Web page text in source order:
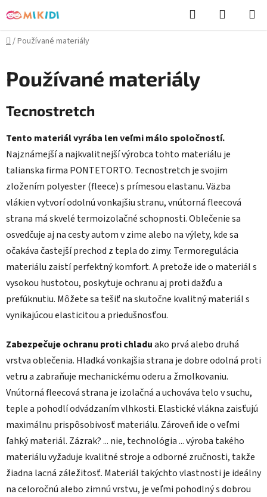
na
obsah
Hľadať
KOŠÍK
Domov
/Používané materiály
Používané materiály
Tecnostretch
Tento materiál vyrába len veľmi málo spoločností.
Najznámejší a najkvalitnejší výrobca tohto materiálu je
talianska firma PONTETORTO. Tecnostretch je svojim
zložením polyester (fleece) s prímesou elastanu. Väzba
vlákien vytvorí odolnú vonkajšiu stranu, vnútorná fleecová
strana má skvelé termoizolačné schopnosti. Oblečenie sa
osvedčuje aj na cesty autom v zime alebo na výlety, kde sa
očakáva častejší prechod z tepla do zimy. Termoregulácia
materiálu zaistí perfektný komfort. A pretože ide o materiál s
vysokou hustotou, poskytuje ochranu aj proti dažďu a
prefúknutiu. Môžete sa tešiť na skutočne kvalitný materiál s
vynikajúcou elasticitou a priedušnosťou.
Zabezpečuje ochranu proti chladuako prvá alebo druhá
vrstva oblečenia. Hladká vonkajšia strana je dobre odolná proti
vetru a zabraňuje mechanickému oderu a žmolkovaniu.
Vnútorná fleecová strana je izolačná a uchováva telo v suchu,
teple a pohodlí odvádzaním vlhkosti. Elastické vlákna zaisťujú
maximálnu prispôsobivosť materiálu. Zároveň ide o veľmi
ľahký materiál. Zázrak? ... nie, technológia ... výroba takého
materiálu vyžaduje kvalitné stroje a odborné zručnosti, takže
žiadna lacná záležitosť. Materiál takýchto vlastnosti je ideálny
na celoročnú alebo zimnú vrstvu, je veľmi pohodlný s dobrou